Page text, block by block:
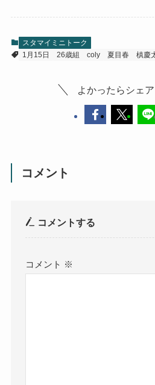
スタマイミニトーク
1月15日
26歳組 coly 夏目春 槙慶
よかったらシェア
コメント
コメントする
コメント ※